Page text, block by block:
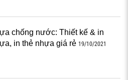
chống nước: Thiết kế & in
in thẻ nhựa giá rẻ 19/10/2021